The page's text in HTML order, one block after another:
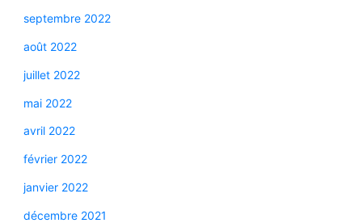
septembre 2022
août 2022
juillet 2022
mai 2022
avril 2022
février 2022
janvier 2022
décembre 2021